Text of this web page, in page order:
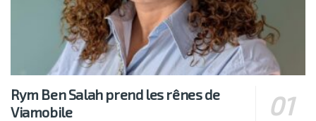
Rym Ben Salah prend les rênes de
Viamobile